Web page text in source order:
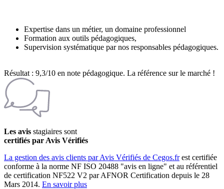
Expertise dans un métier, un domaine professionnel
Formation aux outils pédagogiques,
Supervision systématique par nos responsables pédagogiques.
Résultat : 9,3/10 en note pédagogique. La référence sur le marché !
Les avis stagiaires sont
certifiés par Avis Vérifiés
La gestion des avis clients par Avis Vérifiés de Cegos.frest certifiée
conforme à la norme NF ISO 20488 "avis en ligne" et au référentiel
de certification NF522 V2 par AFNOR Certification depuis le 28
Mars 2014. En savoir plus